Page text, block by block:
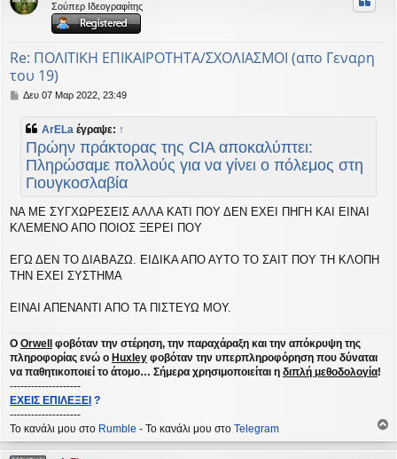
Σούπερ Ιδεογραφίτης
Re: ΠΟΛΙΤΙΚΗ ΕΠΙΚΑΙΡΟΤΗΤΑ/ΣΧΟΛΙΑΣΜΟΙ (απο Γεναρη
του 19)
Δ
η
Δευ 07 Μαρ 2022, 23:49
ArELa έγραψε: ↑
Πρώην πράκτορας της CIA αποκαλύπτει:
Πληρώσαμε πολλούς για να γίνει ο πόλεμος στη
Γιουγκοσλαβία
ΝΑ ΜΕ ΣΥΓΧΩΡΕΣΕΙΣ ΑΛΛΑ ΚΑΤΙ ΠΟΥ ΔΕΝ ΕΧΕΙ ΠΗΓΗ ΚΑΙ ΕΙΝΑΙ
ΚΛΕΜΕΝΟ ΑΠΟ ΠΟΙΟΣ ΞΕΡΕΙ ΠΟΥ
ΕΓΩ ΔΕΝ ΤΟ ΔΙΑΒΑΖΩ. ΕΙΔΙΚΑ ΑΠΟ ΑΥΤΟ ΤΟ ΣΑΙΤ ΠΟΥ ΤΗ ΚΛΟΠΗ
ΤΗΝ ΕΧΕΙ ΣΥΣΤΗΜΑ
ΕΙΝΑΙ ΑΠΕΝΑΝΤΙ ΑΠΟ ΤΑ ΠΙΣΤΕΥΩ ΜΟΥ.
Ο Orwell φοβόταν την στέρηση, την παραχάραξη και την απόκρυψη της
πληροφορίας ενώ ο Huxley φοβόταν την υπερπληροφόρηση που δύναται
να παθητικοποιεί το άτομο… Σήμερα χρησιμοποιείται η διπλή μεθοδολογία!
--------------------
ΕΧΕΙΣ ΕΠΙΛΕΞΕΙ ?
--------------------
Το κανάλι μου στο Rumble - Το κανάλι μου στο Telegram
ρ